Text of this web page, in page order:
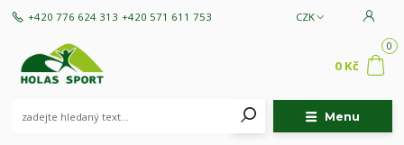
Menu
CZK
+420 776 624 313 +420 571 611 753
0
0 Kč